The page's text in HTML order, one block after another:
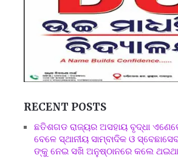
RECENT POSTS
ଛତିଶଗଡ ରାଜ୍ୟର ଅସହାୟ ବୃଦ୍ଧା
ବେଳେ ସ୍ଥାନୀୟ ସାମ୍ବାଦିକ ଓ
ଙ୍କୁ ନେଇ ସଖି ଅନୁଷ୍ଠାନରେ କଲେ